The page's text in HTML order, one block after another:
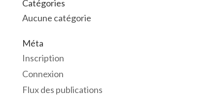
Catégories
Aucune catégorie
Méta
Inscription
Connexion
Flux des publications